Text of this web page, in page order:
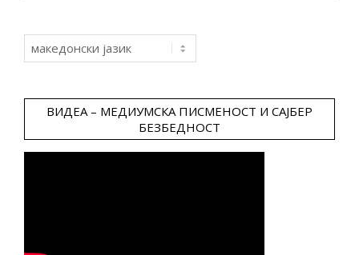
a
ВИДЕА – МЕДИУМСКА ПИСМЕНОСТ И САЈБЕР
БЕЗБЕДНОСТ